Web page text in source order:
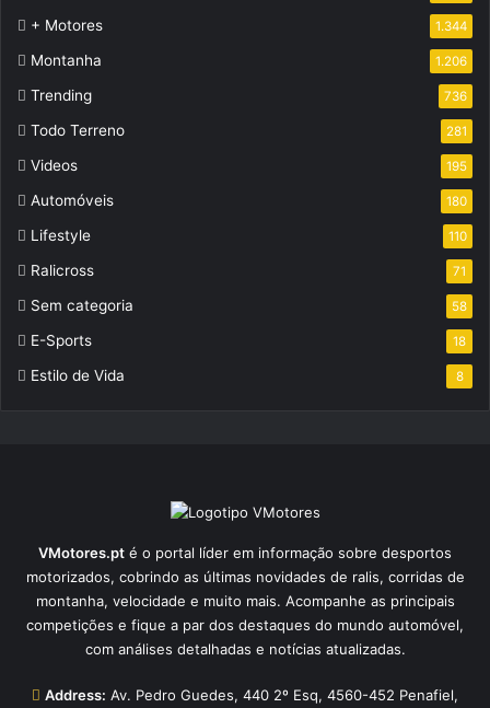
+ Motores 1.344
Montanha 1.206
Trending 736
Todo Terreno 281
Videos 195
Automóveis 180
Lifestyle 110
Ralicross 71
Sem categoria 58
E-Sports 18
Estilo de Vida 8
VMotores.pt é o portal líder em informação sobre desportos
motorizados, cobrindo as últimas novidades de ralis, corridas de
montanha, velocidade e muito mais. Acompanhe as principais
competições e fique a par dos destaques do mundo automóvel,
com análises detalhadas e notícias atualizadas.
Address: Av. Pedro Guedes, 440 2º Esq, 4560-452 Penafiel,